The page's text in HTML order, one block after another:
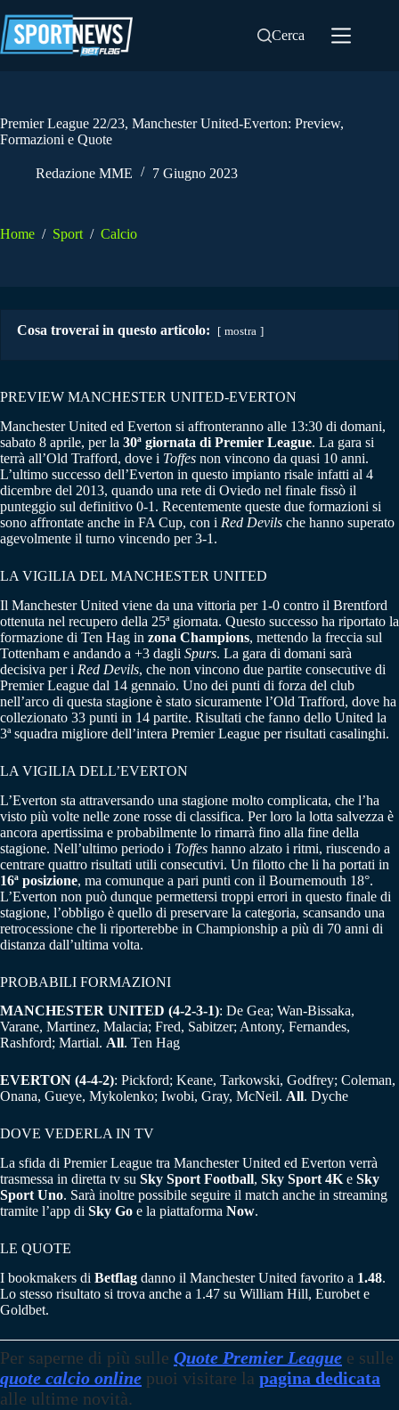
al
contenuto
Cerca
Premier League 22/23, Manchester United-Everton: Preview,
Formazioni e Quote
Redazione MME 7 Giugno 2023
Home / Sport / Calcio
Cosa troverai in questo articolo: mostra
PREVIEW MANCHESTER UNITED-EVERTON
Manchester United ed Everton si affronteranno alle 13:30 di domani,
sabato 8 aprile, per la 30ª giornata di Premier League. La gara si
terrà all’Old Trafford, dove i Toffes non vincono da quasi 10 anni.
L’ultimo successo dell’Everton in questo impianto risale infatti al 4
dicembre del 2013, quando una rete di Oviedo nel finale fissò il
punteggio sul definitivo 0-1. Recentemente queste due formazioni si
sono affrontate anche in FA Cup, con i Red Devils che hanno superato
agevolmente il turno vincendo per 3-1.
LA VIGILIA DEL MANCHESTER UNITED
Il Manchester United viene da una vittoria per 1-0 contro il Brentford
ottenuta nel recupero della 25ª giornata. Questo successo ha riportato la
formazione di Ten Hag in zona Champions, mettendo la freccia sul
Tottenham e andando a +3 dagli Spurs. La gara di domani sarà
decisiva per i Red Devils, che non vincono due partite consecutive di
Premier League dal 14 gennaio. Uno dei punti di forza del club
nell’arco di questa stagione è stato sicuramente l’Old Trafford, dove ha
collezionato 33 punti in 14 partite. Risultati che fanno dello United la
3ª squadra migliore dell’intera Premier League per risultati casalinghi.
LA VIGILIA DELL’EVERTON
L’Everton sta attraversando una stagione molto complicata, che l’ha
visto più volte nelle zone rosse di classifica. Per loro la lotta salvezza è
ancora apertissima e probabilmente lo rimarrà fino alla fine della
stagione. Nell’ultimo periodo i Toffes hanno alzato i ritmi, riuscendo a
centrare quattro risultati utili consecutivi. Un filotto che li ha portati in
16ª posizione, ma comunque a pari punti con il Bournemouth 18°.
L’Everton non può dunque permettersi troppi errori in questo finale di
stagione, l’obbligo è quello di preservare la categoria, scansando una
retrocessione che li riporterebbe in Championship a più di 70 anni di
distanza dall’ultima volta.
PROBABILI FORMAZIONI
MANCHESTER UNITED (4-2-3-1): De Gea; Wan-Bissaka,
Varane, Martinez, Malacia; Fred, Sabitzer; Antony, Fernandes,
Rashford; Martial. All. Ten Hag
EVERTON (4-4-2): Pickford; Keane, Tarkowski, Godfrey; Coleman,
Onana, Gueye, Mykolenko; Iwobi, Gray, McNeil. All. Dyche
DOVE VEDERLA IN TV
La sfida di Premier League tra Manchester United ed Everton verrà
trasmessa in diretta tv su Sky Sport Football, Sky Sport 4K e Sky
Sport Uno. Sarà inoltre possibile seguire il match anche in streaming
tramite l’app di Sky Go e la piattaforma Now.
LE QUOTE
I bookmakers di Betflag danno il Manchester United favorito a 1.48.
Lo stesso risultato si trova anche a 1.47 su William Hill, Eurobet e
Goldbet.
Per saperne di più sulle Quote Premier League e sulle
quote calcio online puoi visitare la pagina dedicata
alle ultime novità.